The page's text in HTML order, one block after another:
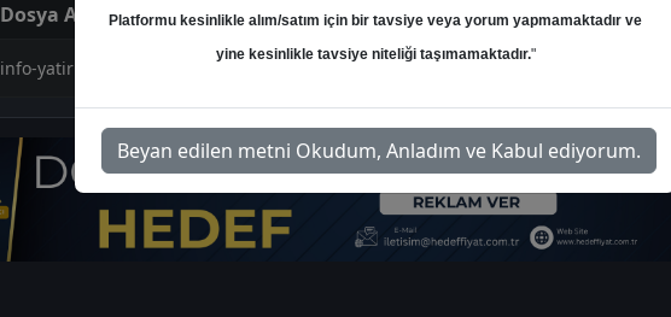
Dosya Adı
info-yatirim-haziran-ayi-teknik-oneriler-40393
Platformu kesinlikle alım/satım için bir tavsiye veya yorum yapmamaktadır ve
yine kesinlikle tavsiye niteliği taşımamaktadır."
Beyan edilen metni Okudum, Anladım ve Kabul ediyorum.